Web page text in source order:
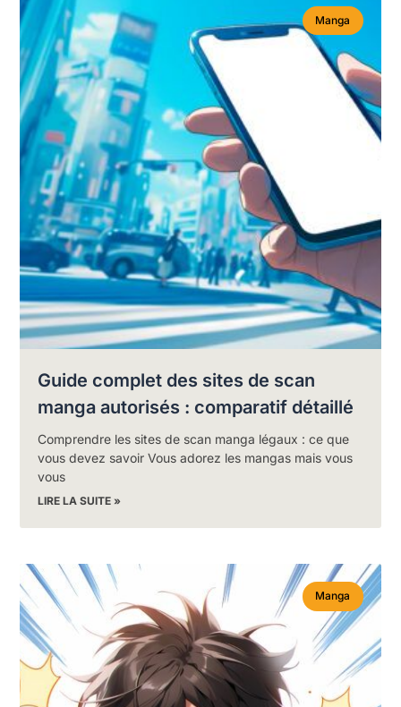
Manga
Guide complet des sites de scan
manga autorisés : comparatif détaillé
Comprendre les sites de scan manga légaux : ce que
vous devez savoir Vous adorez les mangas mais vous
vous
LIRE LA SUITE »
Manga